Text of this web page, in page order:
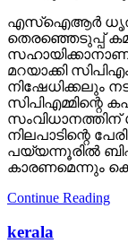
എസ്‌ഐആര്‍
തെരഞ്ഞെടുപ്പ്
മറയാക്കി
നിഷേധിക്കലും
സിപിഎമ്മിന്റെ
സംവിധാനത്തിന്
നിലപാടിന്റെ
പയ്യന്നൂരില്‍
കാരണമെന്നും
Continue Reading
kerala